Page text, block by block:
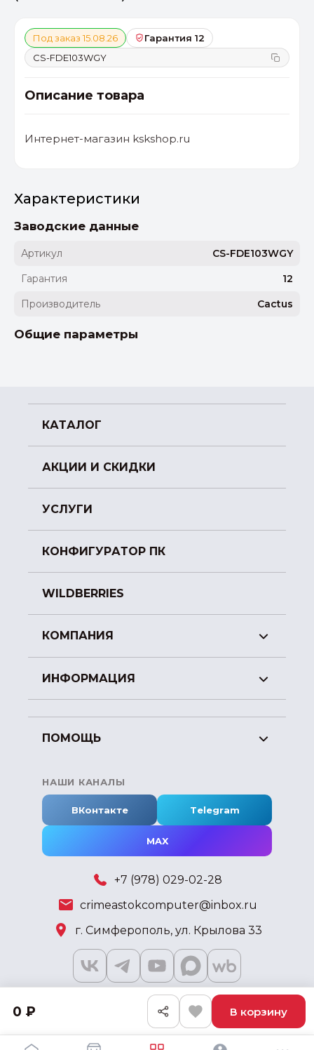
Под заказ 15.08.26
Гарантия 12
CS-FDE103WGY
Описание товара
Интернет-магазин kskshop.ru
0 ₽ В корзину
Характеристики
Заводские данные
Артикул
CS-FDE103WGY
Гарантия
12
Производитель
Cactus
Общие параметры
КАТАЛОГ
АКЦИИ И СКИДКИ
УСЛУГИ
КОНФИГУРАТОР ПК
WILDBERRIES
КОМПАНИЯ
ИНФОРМАЦИЯ
ПОМОЩЬ
НАШИ КАНАЛЫ
ВКонтакте Telegram
MAX
+7 (978) 029-02-28
crimeastokcomputer@inbox.ru
г. Симферополь, ул. Крылова 33
2018 - 2026 © KSKSHOP.RU